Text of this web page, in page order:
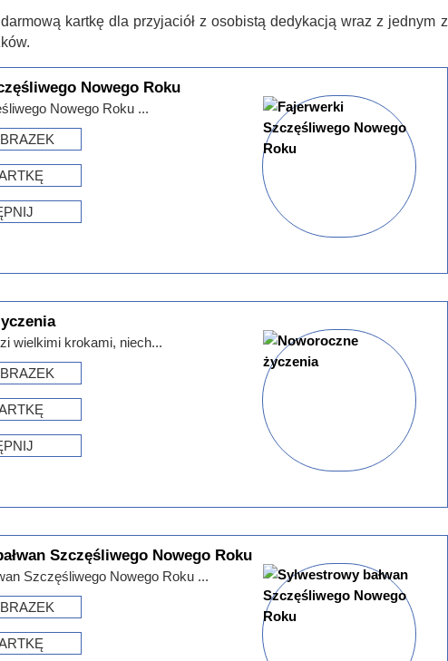
kartkę dla przyjaciół z osobistą dedykacją wraz z jednym z
Nowego Roku
Nowego Roku ...
wielkimi krokami, niech...
Szczęśliwego Nowego Roku
Szczęśliwego Nowego Roku ...